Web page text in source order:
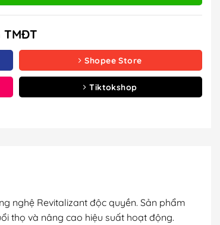
Shopee Store
Tiktokshop
nghệ Revitalizant độc quyền. Sản phẩm
thọ và nâng cao hiệu suất hoạt động.